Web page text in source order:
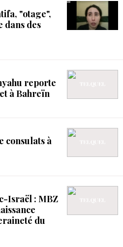
"otage",
dans des
reporte
à Bahreïn
consulats à
Israël : MBZ
du